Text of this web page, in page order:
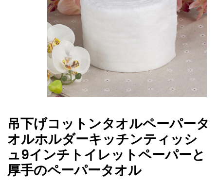
吊下げコットンタオルペーパータ
オルホルダーキッチンティッシ
ュ9インチトイレットペーパーと
厚手のペーパータオル